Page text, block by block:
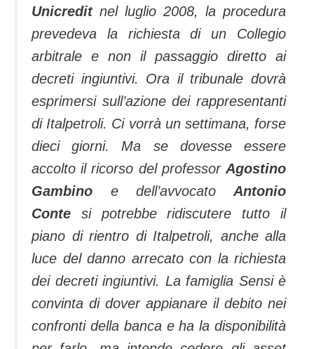
Unicredit nel luglio 2008, la procedura
prevedeva la richiesta di un Collegio
arbitrale e non il passaggio diretto ai
decreti ingiuntivi. Ora il tribunale dovrà
esprimersi sull’azione dei rappresentanti
di Italpetroli. Ci vorrà un settimana, forse
dieci giorni. Ma se dovesse essere
accolto il ricorso del professor Agostino
Gambino e dell’avvocato Antonio
Conte si potrebbe ridiscutere tutto il
piano di rientro di Italpetroli, anche alla
luce del danno arrecato con la richiesta
dei decreti ingiuntivi. La famiglia Sensi è
convinta di dover appianare il debito nei
confronti della banca e ha la disponibilità